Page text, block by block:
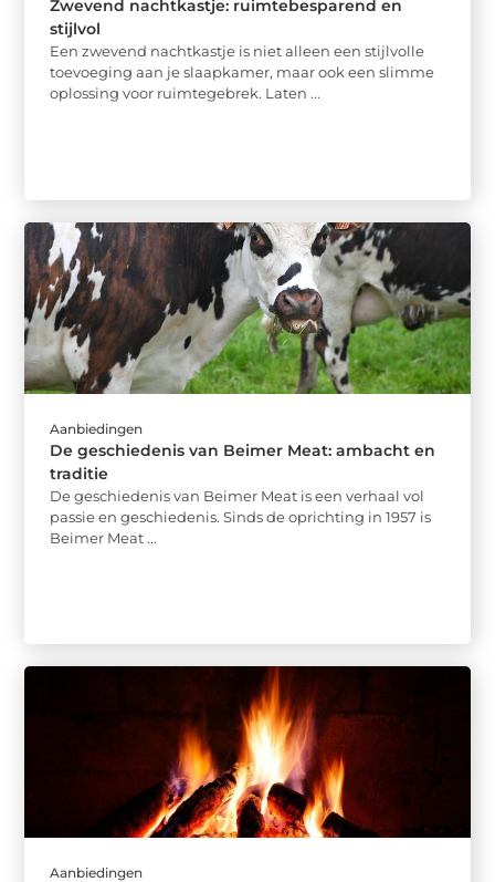
Zwevend nachtkastje: ruimtebesparend en
stijlvol
Een zwevend nachtkastje is niet alleen een stijlvolle
toevoeging aan je slaapkamer, maar ook een slimme
oplossing voor ruimtegebrek. Laten ...
Aanbiedingen
De geschiedenis van Beimer Meat: ambacht en
traditie
De geschiedenis van Beimer Meat is een verhaal vol
passie en geschiedenis. Sinds de oprichting in 1957 is
Beimer Meat ...
Aanbiedingen